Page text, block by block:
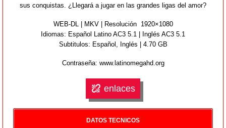
sus conquistas. ¿Llegará a jugar en las grandes ligas del amor?
WEB-DL | MKV | Resolución 1920×1080
Idiomas: Español Latino AC3 5.1 | Inglés AC3 5.1
Subtitulos: Español,
Inglés | 4.70 GB
Contraseña: www.latinomegahd.org
enlaces
DATOS TECNICOS